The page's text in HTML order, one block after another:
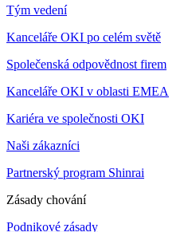
Tým vedení
Kanceláře OKI po celém světě
Společenská odpovědnost firem
Kanceláře OKI v oblasti EMEA
Kariéra ve společnosti OKI
Naši zákazníci
Partnerský program Shinrai
Zásady chování
Podnikové zásady